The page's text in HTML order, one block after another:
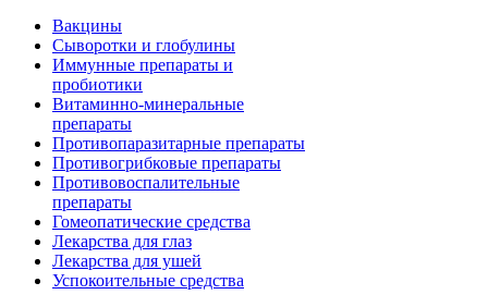
Вакцины
Сыворотки и глобулины
Иммунные препараты и
пробиотики
Витаминно-минеральные
препараты
Противопаразитарные препараты
Противогрибковые препараты
Противовоспалительные
препараты
Гомеопатические средства
Лекарства для глаз
Лекарства для ушей
Успокоительные средства